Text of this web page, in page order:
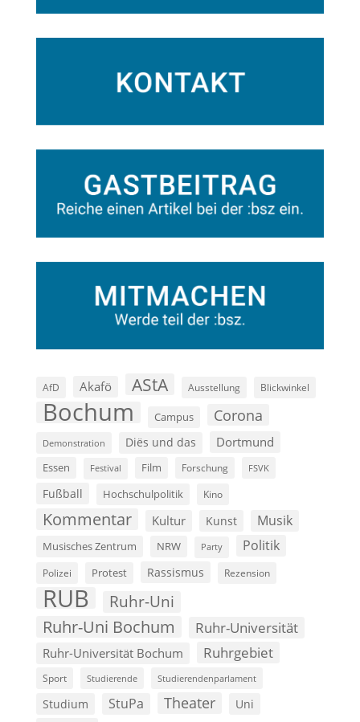
AfD Akafö AStA Ausstellung Blickwinkel
Bochum Campus Corona
Demonstration Diës und das Dortmund
Essen Festival Film Forschung FSVK
Fußball Hochschulpolitik Kino
Kommentar Kultur Kunst Musik
Musisches Zentrum NRW Party Politik
Polizei Protest Rassismus Rezension
RUB Ruhr-Uni
Ruhr-Uni Bochum Ruhr-Universität
Ruhr-Universität Bochum Ruhrgebiet
Sport Studierende Studierendenparlament
Studium StuPa Theater Uni